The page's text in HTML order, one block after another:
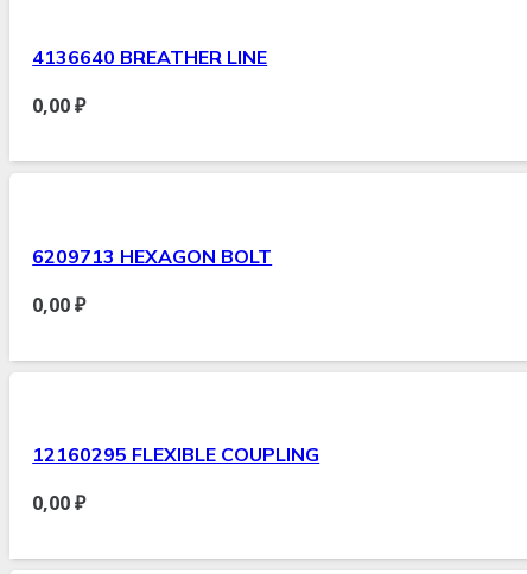
4136640 BREATHER LINE
0,00₽
6209713 HEXAGON BOLT
0,00₽
12160295 FLEXIBLE COUPLING
0,00₽